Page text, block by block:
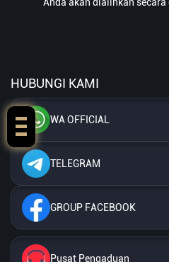
HUBUNGI KAMI
WA OFFICIAL
TELEGRAM
GROUP FACEBOOK
Pusat Pengaduan